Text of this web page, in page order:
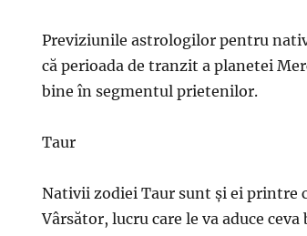
Previziunile astrologilor pentru
că perioada de tranzit a planetei
bine în segmentul prietenilor.
Taur
Nativii zodiei Taur sunt și ei printre
Vârsător, lucru care le va aduce